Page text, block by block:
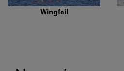
Wingfoil